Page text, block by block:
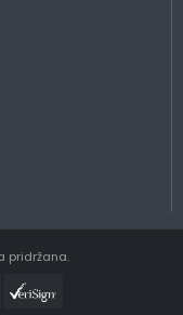
pridržana.